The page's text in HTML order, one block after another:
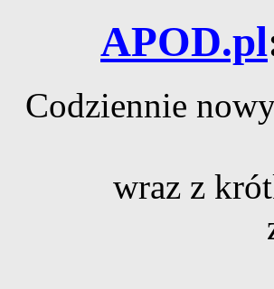
APOD.pl
Codziennie
wraz z